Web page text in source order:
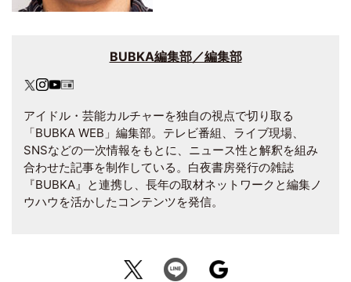
BUBKA編集部／編集部
アイドル・芸能カルチャーを独自の視点で切り取る
「BUBKA WEB」編集部。テレビ番組、ライブ現場、
SNSなどの一次情報をもとに、ニュース性と解釈を組み
合わせた記事を制作している。白夜書房発行の雑誌
『BUBKA』と連携し、長年の取材ネットワークと編集ノ
ウハウを活かしたコンテンツを発信。